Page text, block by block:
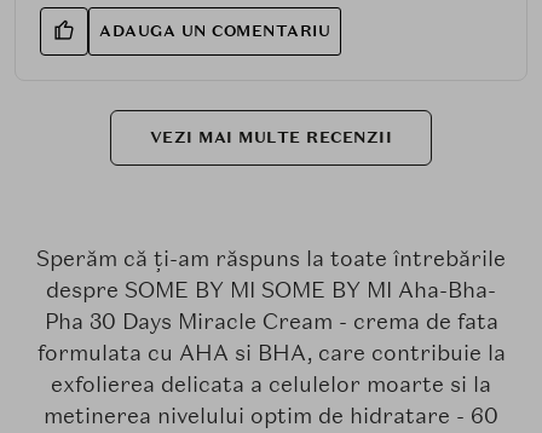
ADAUGA UN COMENTARIU
VEZI MAI MULTE RECENZII
Sperăm că ți-am răspuns la toate întrebările
despre SOME BY MI SOME BY MI Aha-Bha-
Pha 30 Days Miracle Cream - crema de fata
formulata cu AHA si BHA, care contribuie la
exfolierea delicata a celulelor moarte si la
metinerea nivelului optim de hidratare - 60